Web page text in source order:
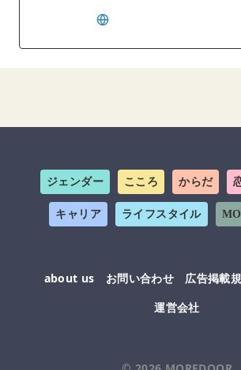
ジェンダー こころ からだ
キャリア ライフスタイル
about us お問い合わせ 広告掲載
運営会社